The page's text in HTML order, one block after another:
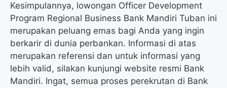
Kesimpulannya, lowongan Officer Development
Program Regional Business Bank Mandiri Tuban ini
merupakan peluang emas bagi Anda yang ingin
berkarir di dunia perbankan. Informasi di atas
merupakan referensi dan untuk informasi yang
lebih valid, silakan kunjungi website resmi Bank
Mandiri. Ingat, semua proses perekrutan di Bank